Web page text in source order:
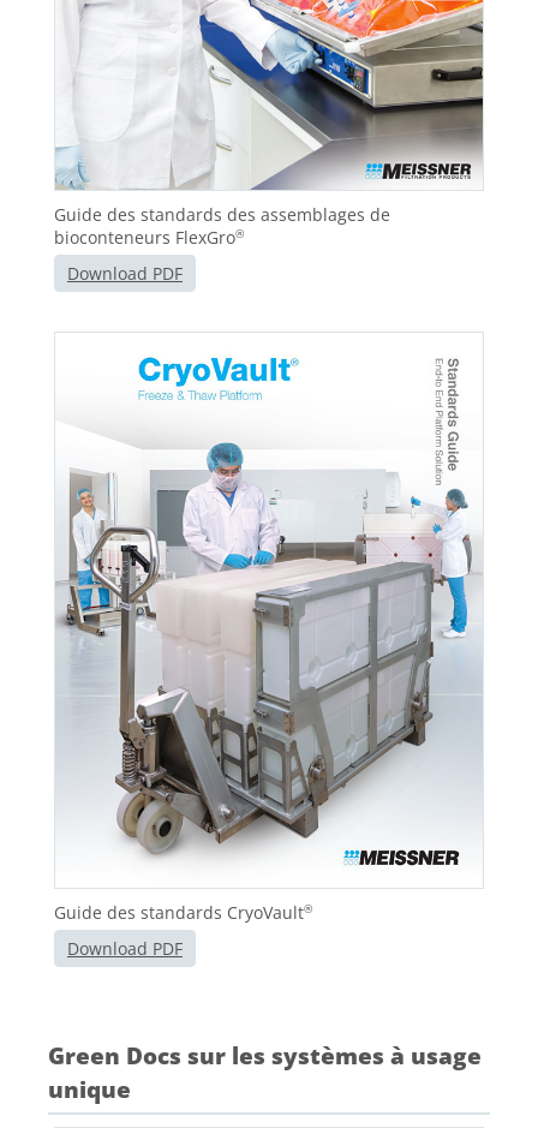
Guide des standards des assemblages de
bioconteneurs FlexGro®
Download PDF
Guide des standards CryoVault®
Download PDF
Green Docs sur les systèmes à usage
unique